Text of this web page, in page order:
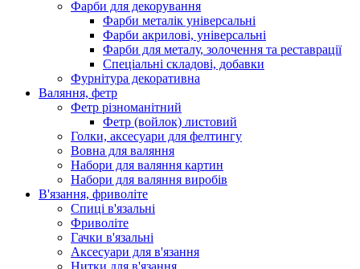
Фарби для декорування
Фарби металік універсальні
Фарби акрилові, універсальні
Фарби для металу, золочення та реставрації
Спеціальні складові, добавки
Фурнітура декоративна
Валяння, фетр
Фетр різноманітний
Фетр (войлок) листовий
Голки, аксесуари для фелтингу
Вовна для валяння
Набори для валяння картин
Набори для валяння виробів
В'язання, фриволіте
Спиці в'язальні
Фриволіте
Гачки в'язальні
Аксесуари для в'язання
Нитки для в'язання